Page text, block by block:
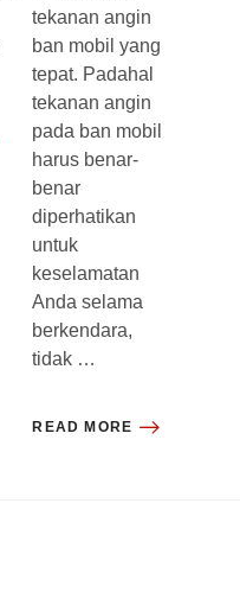
tekanan angin
ban mobil yang
tepat. Padahal
tekanan angin
pada ban mobil
harus benar-
benar
diperhatikan
untuk
keselamatan
Anda selama
berkendara,
tidak …
READ MORE